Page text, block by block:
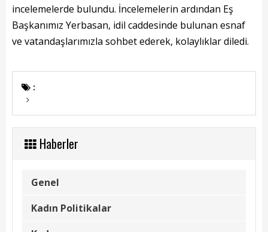
Başkanın Albümü
Başkana Mesaj
Projeler
Tamamlanan Projeler
Devam Eden Projeler
Planlanan Projeler
Haberler
Genel
incelemelerde bulundu. İncelemelerin ardından Eş
Başkanımız Yerbasan, idil caddesinde bulunan esnaf
ve vatandaşlarımızla sohbet ederek, kolaylıklar diledi.
:
Haberler
Genel
Kadın Politikalar